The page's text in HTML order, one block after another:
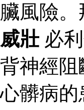
臟風險
威壯必
背神經阻
心髒病